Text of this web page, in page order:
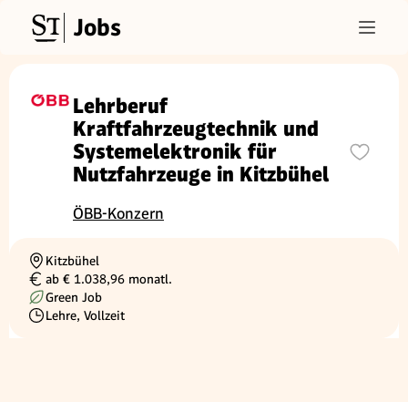
Jobs
Lehrberuf
Kraftfahrzeugtechnik und
Systemelektronik für
Nutzfahrzeuge in Kitzbühel
ÖBB-Konzern
Ortschaft
Kitzbühel
Gehalt
ab € 1.038,96 monatl.
Green Job
Beschäftigungsart
Lehre, Vollzeit